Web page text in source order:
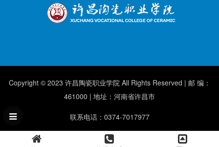
Copyright © 2023 许昌陶瓷职业学院 All Rights Reserved | 邮 编：
461000 | 地址：河南省许昌市
联系电话：0374-7017977